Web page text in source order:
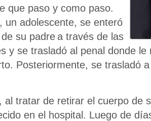
que paso y como paso.
un adolescente, se enteró
su padre a través de las
y se trasladó al penal donde
Posteriormente, se trasladó
al tratar de retirar el cuerpo de
en el hospital. Luego de